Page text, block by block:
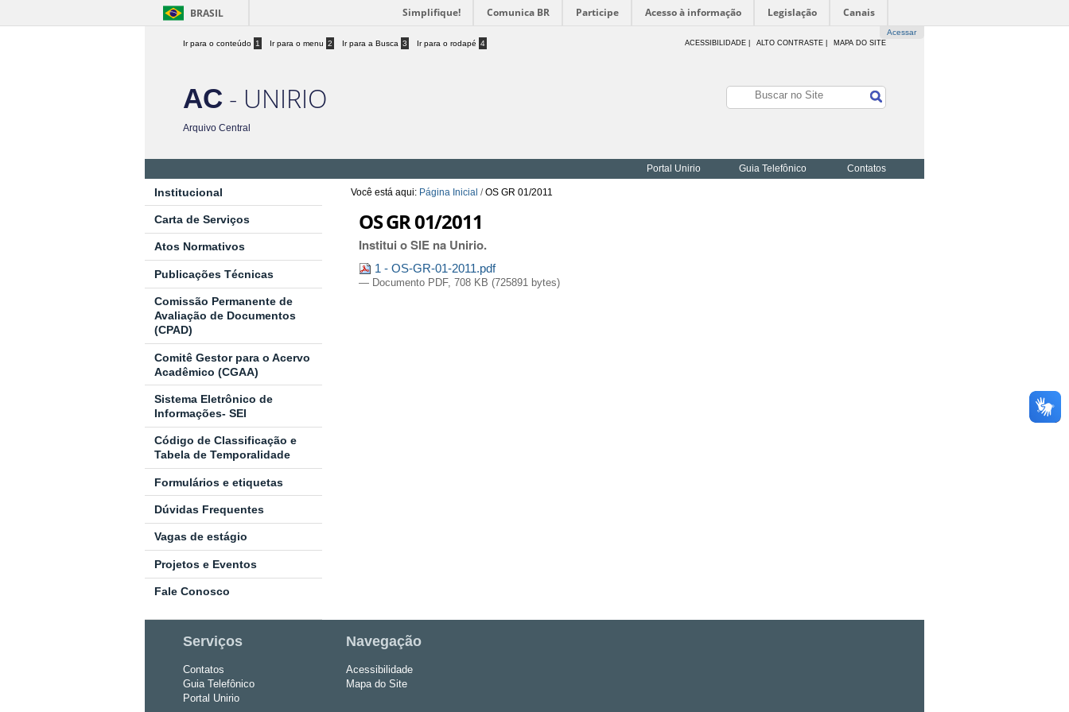
BRASIL Simplifique! Comunica BR Participe Acesso à informação Legislação Canais
Acessar
Ir para o conteúdo 1 Ir para o menu 2 Ir para a Busca 3 Ir para o rodapé 4 ACESSIBILIDADE ALTO CONTRASTE | MAPA DO SITE
AC - UNIRIO
Arquivo Central
Portal Unirio Guia Telefônico Contatos
Você está aqui: Página Inicial /OS GR 01/2011
OS GR 01/2011
Institui o SIE na Unirio.
1 - OS-GR-01-2011.pdf
— Documento PDF, 708 KB (725891 bytes)
Institucional
Carta de Serviços
Atos Normativos
Publicações Técnicas
Comissão Permanente de
Avaliação de Documentos
(CPAD)
Comitê Gestor para o Acervo
Acadêmico (CGAA)
Sistema Eletrônico de
Informações- SEI
Código de Classificação e
Tabela de Temporalidade
Formulários e etiquetas
Dúvidas Frequentes
Vagas de estágio
Projetos e Eventos
Fale Conosco
Serviços
Contatos
Guia Telefônico
Portal Unirio
Navegação
Acessibilidade
Mapa do Site